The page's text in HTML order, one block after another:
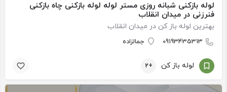
لوله بازکنی شبانه روزی مستر لوله لوله بازکنی چاه بازکنی
فنرزنی در میدان انقلاب
بهترین لوله باز کن در میدان انقلاب
09193435313 جمالزاده
لوله باز کن +2